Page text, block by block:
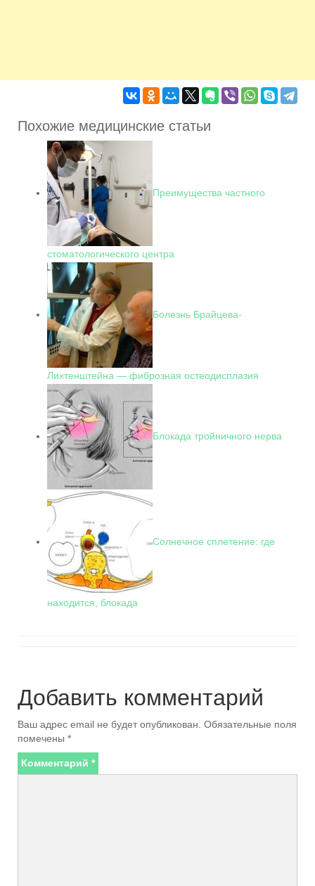
Похожие медицинские статьи
Преимущества частного
стоматологического центра
Болезнь Брайцева-
Лихтенштейна — фиброзная остеодисплазия
Блокада тройничного нерва
Солнечное сплетение: где
находится, блокада
Добавить комментарий
Ваш адрес email не будет опубликован. Обязательные поля
помечены *
Комментарий *